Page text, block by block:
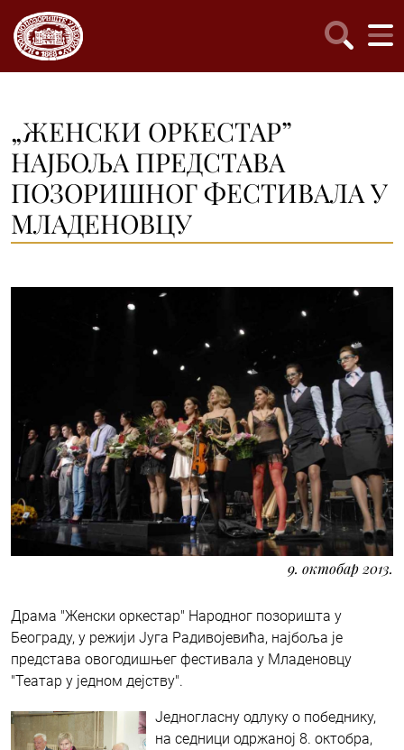
„ЖЕНСКИ ОРКЕСТАР”
НАЈБОЉА ПРЕДСТАВА
ПОЗОРИШНОГ ФЕСТИВАЛА У
МЛАДЕНОВЦУ
9. октобар 2013.
Драма "Женски оркестар" Народног позоришта у
Београду, у режији Југа Радивојевића, најбоља је
представа овогодишњег фестивала у Младеновцу
"Театар у једном дејству".
Једногласну одлуку о победнику,
на седници одржаној 8. октобра,